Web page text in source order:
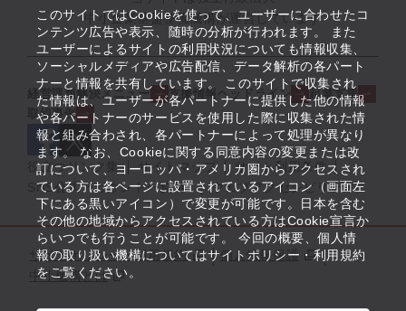
このサイトではCookieを使って、ユーザーに合わせたコ
ンテンツ広告や表示、随時の分析が行われます。 また
ユーザーによるサイトの利用状況についても情報収集、
ソーシャルメディアや広告配信、データ解析の各パート
ナーと情報を共有しています。 このサイトで収集され
た情報は、ユーザーが各パートナーに提供した他の情報
や各パートナーのサービスを使用した際に収集された情
報と組み合わされ、各パートナーによって処理が異なり
ます。 なお、Cookieに関する同意内容の変更または改
訂について、ヨーロッパ・アメリカ圏からアクセスされ
ている方は各ページに設置されているアイコン（画面左
下にある黒いアイコン）で変更が可能です。日本を含む
その他の地域からアクセスされている方はCookie宣言か
らいつでも行うことが可能です。 今回の概要、個人情
報の取り扱い機構についてはサイトポリシー・利用規約
をご覧ください。
中小企業基盤整備機構が運営しています
経営課題解決メニュー 支援情報ヘッドライン
起業支援
取組事例
役立つリンク集 サイトマップ
サイト利用条件
SNS公式アカウント一覧
ウェブアクセシビリティ
サイトポリシー・利用規約
個人情報保護
中小機構とは